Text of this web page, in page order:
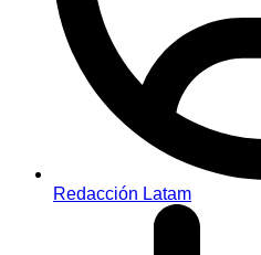
Redacción Latam